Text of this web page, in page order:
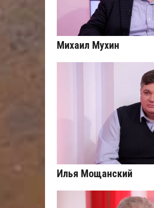
Михаил Мухин
Илья Мощанский